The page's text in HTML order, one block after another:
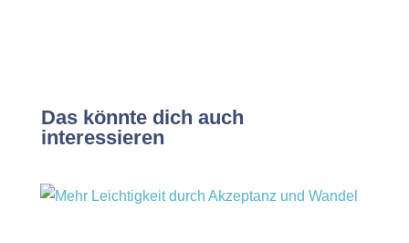
Das könnte dich auch
interessieren